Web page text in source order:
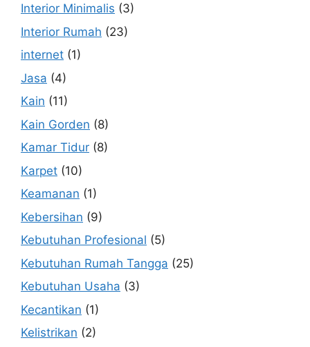
Interior Minimalis (3)
Interior Rumah (23)
internet (1)
Jasa (4)
Kain (11)
Kain Gorden (8)
Kamar Tidur (8)
Karpet (10)
Keamanan (1)
Kebersihan (9)
Kebutuhan Profesional (5)
Kebutuhan Rumah Tangga (25)
Kebutuhan Usaha (3)
Kecantikan (1)
Kelistrikan (2)